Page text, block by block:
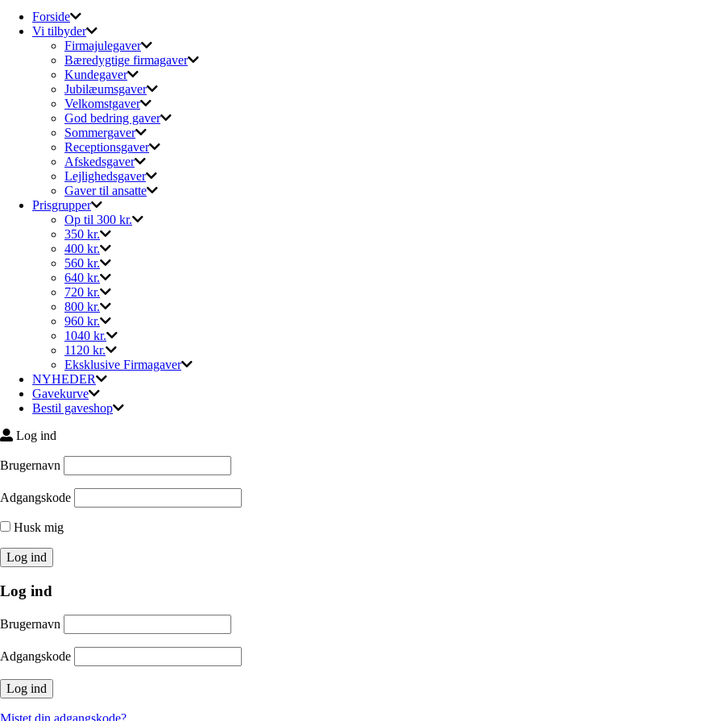
Forside
Vi tilbyder
Firmajulegaver
Bæredygtige firmagaver
Kundegaver
Jubilæumsgaver
Velkomstgaver
God bedring gaver
Sommergaver
Receptionsgaver
Afskedsgaver
Lejlighedsgaver
Gaver til ansatte
Prisgrupper
Op til 300 kr.
350 kr.
400 kr.
560 kr.
640 kr.
720 kr.
800 kr.
960 kr.
1040 kr.
1120 kr.
Eksklusive Firmagaver
NYHEDER
Gavekurve
Bestil gaveshop
Log ind
Brugernavn
Adgangskode
Husk mig
Log ind
Brugernavn
Adgangskode
Mistet din adgangskode?